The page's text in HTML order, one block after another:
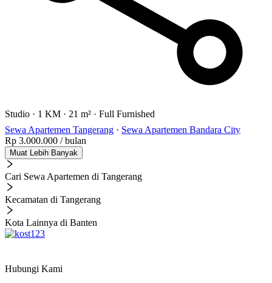
Studio · 1 KM · 21 m² · Full Furnished
Sewa Apartemen Tangerang · Sewa Apartemen Bandara City
Rp 3.000.000 / bulan
Muat Lebih Banyak
Cari Sewa Apartemen di Tangerang
Kecamatan di Tangerang
Kota Lainnya di Banten
Hubungi Kami